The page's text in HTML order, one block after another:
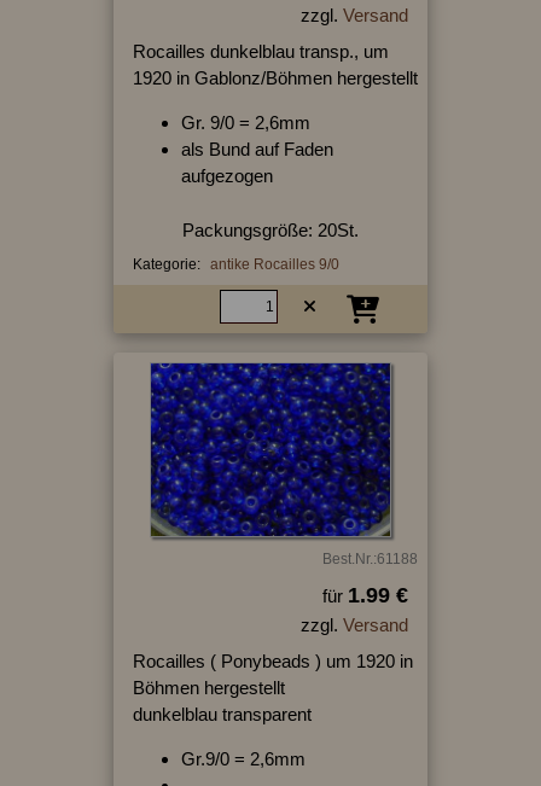
zzgl. Versand
Rocailles dunkelblau transp., um
1920 in Gablonz/Böhmen hergestellt
Gr. 9/0 = 2,6mm
als Bund auf Faden
aufgezogen
Packungsgröße: 20St.
Kategorie: antike Rocailles 9/0
Best.Nr.:61188
für 1.99 €
zzgl. Versand
Rocailles ( Ponybeads ) um 1920 in
Böhmen hergestellt
dunkelblau transparent
Gr.9/0 = 2,6mm